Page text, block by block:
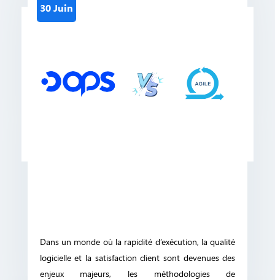
30 Juin
Dans un monde où la rapidité d’exécution, la qualité
logicielle et la satisfaction client sont devenues des
enjeux majeurs, les méthodologies de